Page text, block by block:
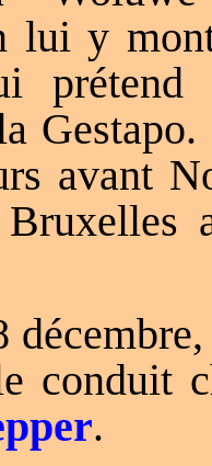
lui y
avant
conduit
.